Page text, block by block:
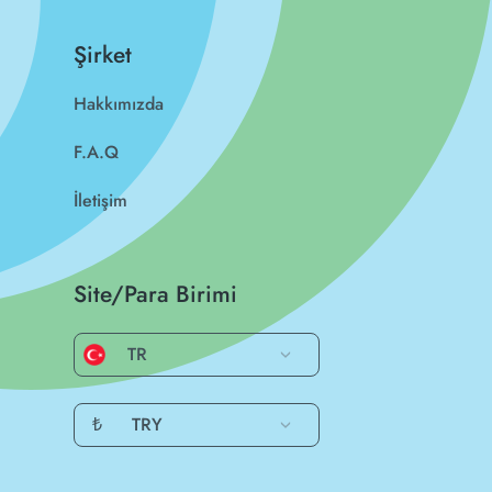
Şirket
Hakkımızda
F.A.Q
İletişim
Site/Para Birimi
TR
₺ TRY